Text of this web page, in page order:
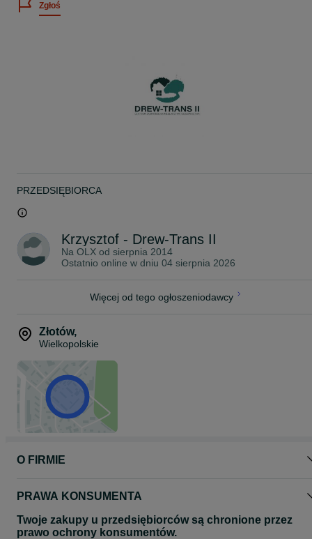
Poprawia komfort w pomieszczeniu
• Nadaje się do ogrzewania podłogowego
• Łatwe do cięcia- wymagany tylko nóż tnący i linijka
• Pływająca podłoga- nie wymaga mocowań ani klejenia
4mm - 40,85 zł brutto / paczka - 15 szt.
5,5mm – 56,59zł/brutto / paczka - 15 szt.
7mm – 72,40 zł brutto / paczka - 15 szt.
W ofercie również większe grubości podkładów pod panele, a
inne materiały STEICO z wełny drzewnej.
Możliwość odbioru osobistego po uprzedniej rezerwacji lub wysyłki
Zgłoś
PRZEDSIĘBIORCA
Krzysztof - Drew-Trans II
Na OLX od sierpnia 2014
Ostatnio online w dniu 04 sierpnia 2026
Więcej od tego ogłoszeniodawcy
Złotów,
Wielkopolskie
O FIRMIE
PRAWA KONSUMENTA
Twoje zakupy u przedsiębiorców są chronione przez
prawo ochrony konsumentów.